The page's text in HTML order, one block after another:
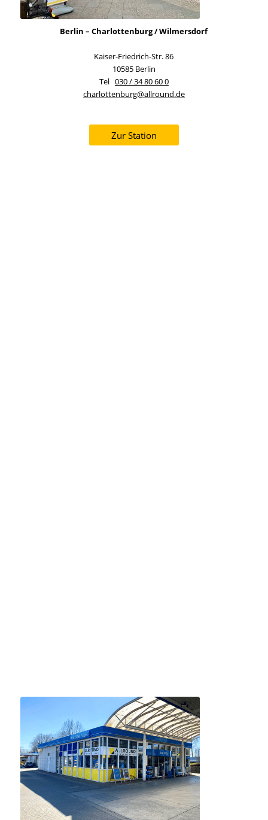
Berlin – Charlottenburg / Wilmersdorf
Kaiser-Friedrich-Str. 86
10585 Berlin
Tel 030 / 34 80 60 0
charlottenburg@allround.de
Zur Station